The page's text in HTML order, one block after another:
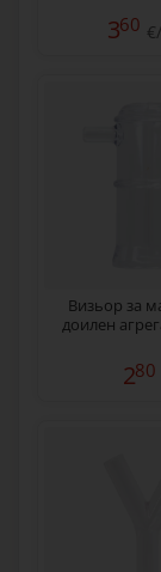
360
Визьор за
доилен
280